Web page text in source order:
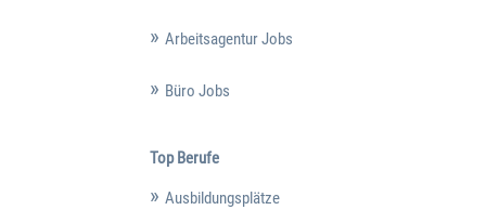
Arbeitsagentur Jobs
Büro Jobs
Top Berufe
Ausbildungsplätze